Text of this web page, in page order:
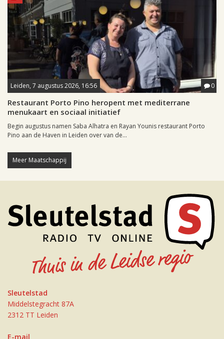
Leiden, 7 augustus 2026, 16:56 0
Restaurant Porto Pino heropent met mediterrane
menukaart en sociaal initiatief
Begin augustus namen Saba Alhatra en Rayan Younis restaurant Porto
Pino aan de Haven in Leiden over van de...
Meer Maatschappij
Sleutelstad
Middelstegracht 87A
2312 TT Leiden
E-mail